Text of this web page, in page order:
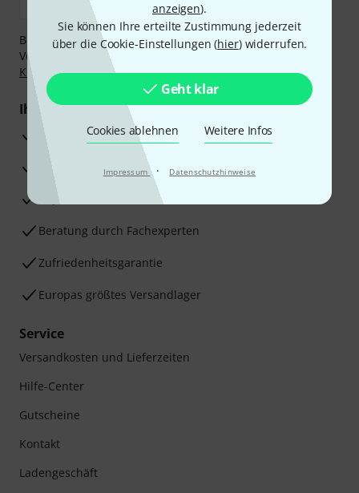
anzeigen).
Sie können Ihre erteilte Zustimmung jederzeit
über die Cookie-Einstellungen (hier) widerrufen.
Geht klar
Cookies ablehnen Weitere Infos
Impressum · Datenschutzhinweise
Bezahlen Sie vertraulich und sicher per Nachnahme,
Vorkasse, PayPal, Amazon Pay,
Klarna Sofort bezahlen
Klarna Ratenzahlungoder Kreditkarte.
Ihre Vorteile
3 Jahre Thomann Garantie
30 Tage Money-Back-Garantie
Beratung durch Fachexperten
Zufriedenheitsgarantie
Europas größtes Versandlager
Service
Versandkosten und Lieferzeiten
Hilfe-Center
Gutscheine
Kontakt
Ladengeschäft